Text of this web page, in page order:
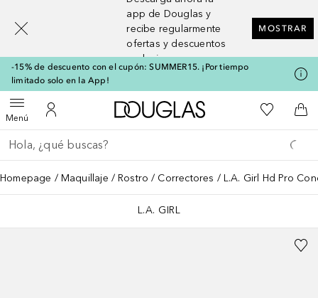
app de Douglas y
recibe regularmente
ofertas y descuentos
exclusivos
MOSTRAR
-15% de descuento con el cupón: SUMMER15. ¡Por tiempo
limitado solo en la App!
MenúAbrir menúMi cuenta
A Douglas HomeMi lista de
A
Regresar
Ejecutar búsqueda
Homepage Maquillaje Rostro Correctores L.A. Girl Hd Pro
L.A. GIRL
[navigation.slideout.screenreader]